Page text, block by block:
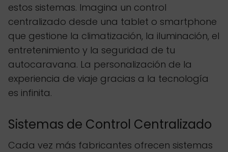
estos sistemas. Imagina un control
centralizado desde una tablet o smartphone
que gestione la climatización, la iluminación, el
entretenimiento y la seguridad de tu
autocaravana. La personalización de la
experiencia de viaje gracias a la tecnología
es infinita.
Sistemas de Control Centralizado
Cada vez más fabricantes ofrecen sistemas